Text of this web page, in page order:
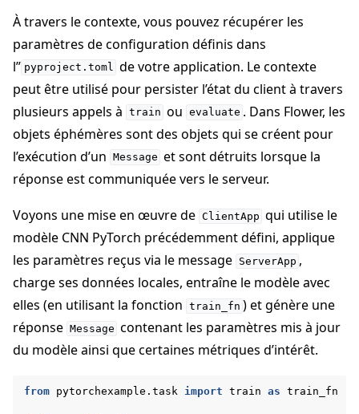
À travers le contexte, vous pouvez récupérer les
paramètres de configuration définis dans
l” pyproject.toml de votre application. Le contexte
peut être utilisé pour persister l’état du client à travers
plusieurs appels à train ou evaluate . Dans Flower, les
objets éphémères sont des objets qui se créent pour
l’exécution d’un Message et sont détruits lorsque la
réponse est communiquée vers le serveur.
Voyons une mise en œuvre de ClientApp qui utilise le
modèle CNN PyTorch précédemment défini, applique
les paramètres reçus via le message ServerApp ,
charge ses données locales, entraîne le modèle avec
elles (en utilisant la fonction train_fn ) et génère une
réponse Message contenant les paramètres mis à jour
du modèle ainsi que certaines métriques d’intérêt.
from pytorchexample.task import train as train_fn